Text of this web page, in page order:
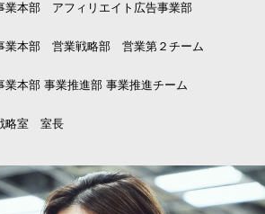
業本部 アフィリエイト広告事業部
業本部 営業戦略部 営業第２チーム
業本部 事業推進部 事業推進チーム
略室 室長